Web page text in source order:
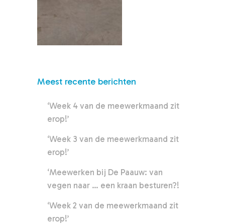
Meest recente berichten
‘Week 4 van de meewerkmaand zit
erop!’
‘Week 3 van de meewerkmaand zit
erop!’
‘Meewerken bij De Paauw: van
vegen naar … een kraan besturen?!
‘Week 2 van de meewerkmaand zit
erop!’